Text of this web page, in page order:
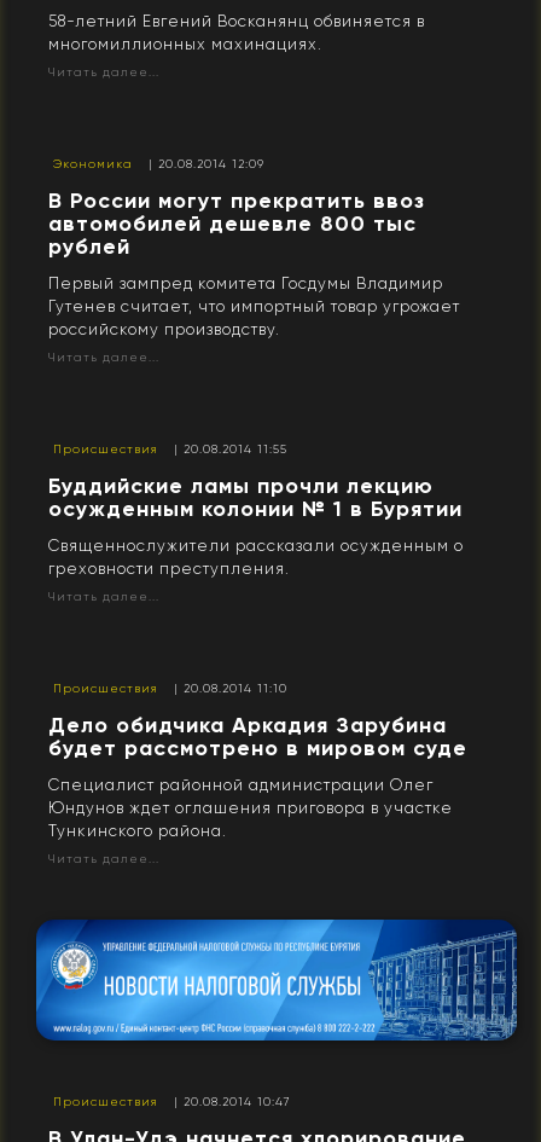
58-летний Евгений Восканянц обвиняется в
многомиллионных махинациях.
Читать далее...
Экономика | 20.08.2014 12:09
В России могут прекратить ввоз
автомобилей дешевле 800 тыс
рублей
Первый зампред комитета Госдумы Владимир
Гутенев считает, что импортный товар угрожает
российскому производству.
Читать далее...
Происшествия | 20.08.2014 11:55
Буддийские ламы прочли лекцию
осужденным колонии № 1 в Бурятии
Священнослужители рассказали осужденным о
греховности преступления.
Читать далее...
Происшествия | 20.08.2014 11:10
Дело обидчика Аркадия Зарубина
будет рассмотрено в мировом суде
Специалист районной администрации Олег
Юндунов ждет оглашения приговора в участке
Тункинского района.
Читать далее...
Происшествия | 20.08.2014 10:47